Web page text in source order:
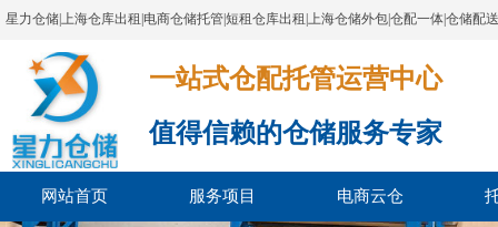
星力仓储|上海仓库出租|电商仓储托管|短租仓库出租|上海仓储外包|仓配一体|仓储配
一站式仓配托管运营中心​​​​​​​​​​​​​​​​​
值得信赖的仓储服务专家
网站首页 服务项目 电商云仓